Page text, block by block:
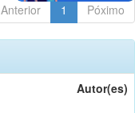
Anterior 1 Póximo
Autor(es)